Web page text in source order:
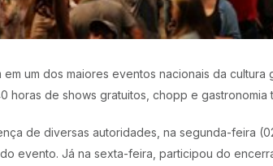
um dos maiores eventos nacionais da cultura
de shows gratuitos, chopp e gastronomia
de diversas autoridades, na segunda-feira
evento. Já na sexta-feira, participou do